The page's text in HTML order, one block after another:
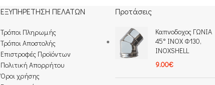
ΕΞΥΠΗΡΕΤΗΣΗ ΠΕΛΑΤΩΝ
Τρόποι Πληρωμής​
Τρόποι Αποστολής
Επιστροφές Προϊόντων
Πολιτική Απορρήτου
Όροι χρήσης
Προτάσεις
Καπνοδοχος ΓΩΝΙΑ
45° INOX Φ130,
INOXSHELL
9.00€